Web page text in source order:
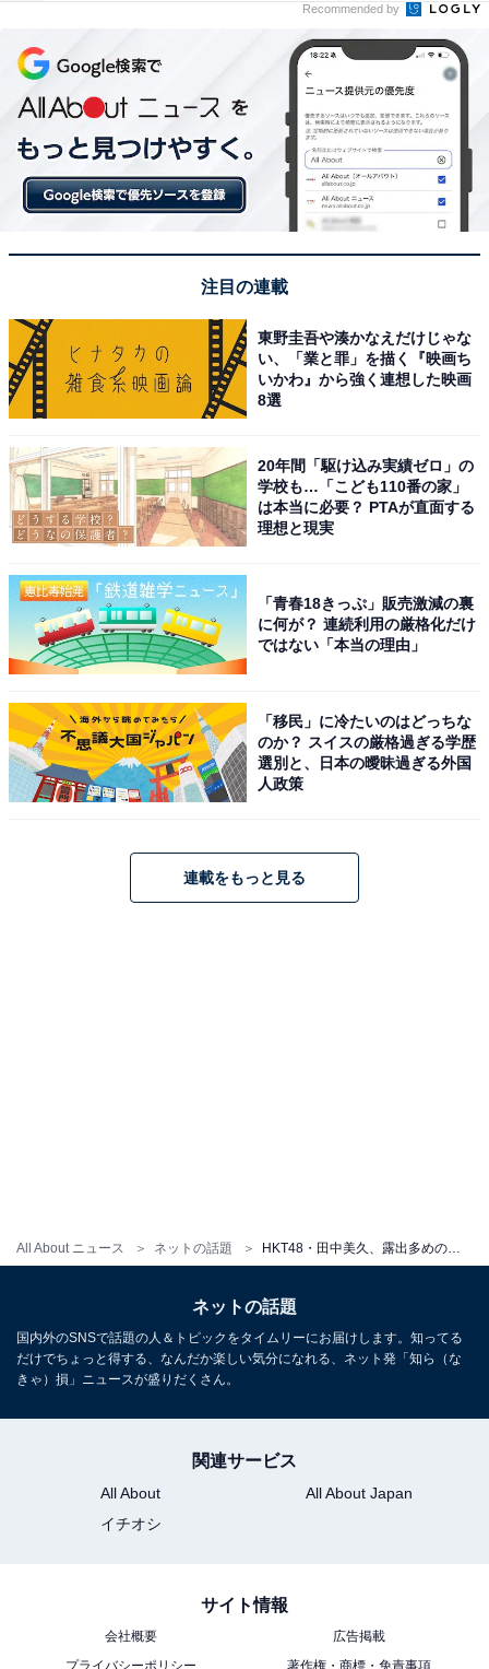
All About ニュース ネットの話題 HKT48・田中美久、露出多めのセクシーなうさぎコスプレ姿を披露！ 「めっちゃかわいい！」「天使ですね」
Recommended by
注目の連載
東野圭吾や湊かなえだけじゃな
い、「業と罪」を描く『映画ち
いかわ』から強く連想した映画
8選
20年間「駆け込み実績ゼロ」の
学校も…「こども110番の家」
は本当に必要？ PTAが直面する
理想と現実
「青春18きっぷ」販売激減の裏
に何が？ 連続利用の厳格化だけ
ではない「本当の理由」
「移民」に冷たいのはどっちな
のか？ スイスの厳格過ぎる学歴
選別と、日本の曖昧過ぎる外国
人政策
連載をもっと見る
ネットの話題
国内外のSNSで話題の人＆トピックをタイムリーにお届けします。知ってる
だけでちょっと得する、なんだか楽しい気分になれる、ネット発「知ら（な
きゃ）損」ニュースが盛りだくさん。
関連サービス
All About
All About Japan
イチオシ
サイト情報
会社概要
広告掲載
プライバシーポリシー
著作権・商標・免責事項